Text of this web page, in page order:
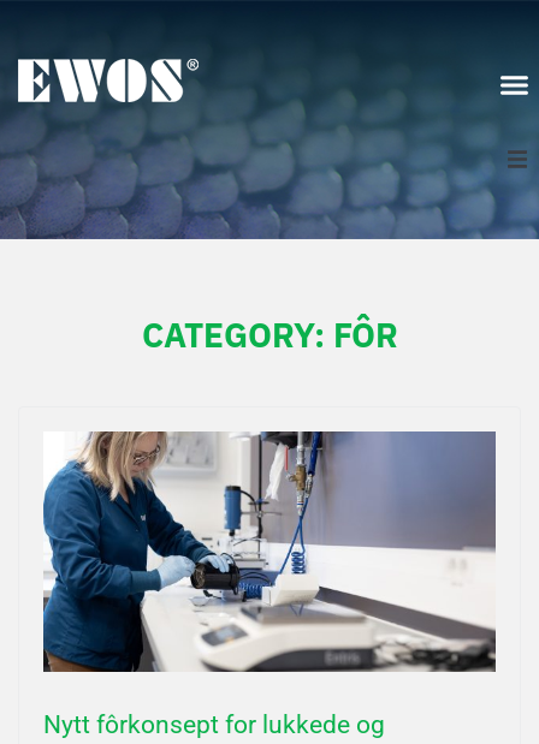
Norge
CATEGORY: FÔR
Nytt fôrkonsept for lukkede og